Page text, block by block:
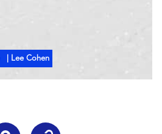
| Lee Cohen